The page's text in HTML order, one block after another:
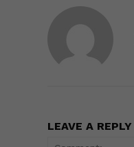
LEAVE A REPLY